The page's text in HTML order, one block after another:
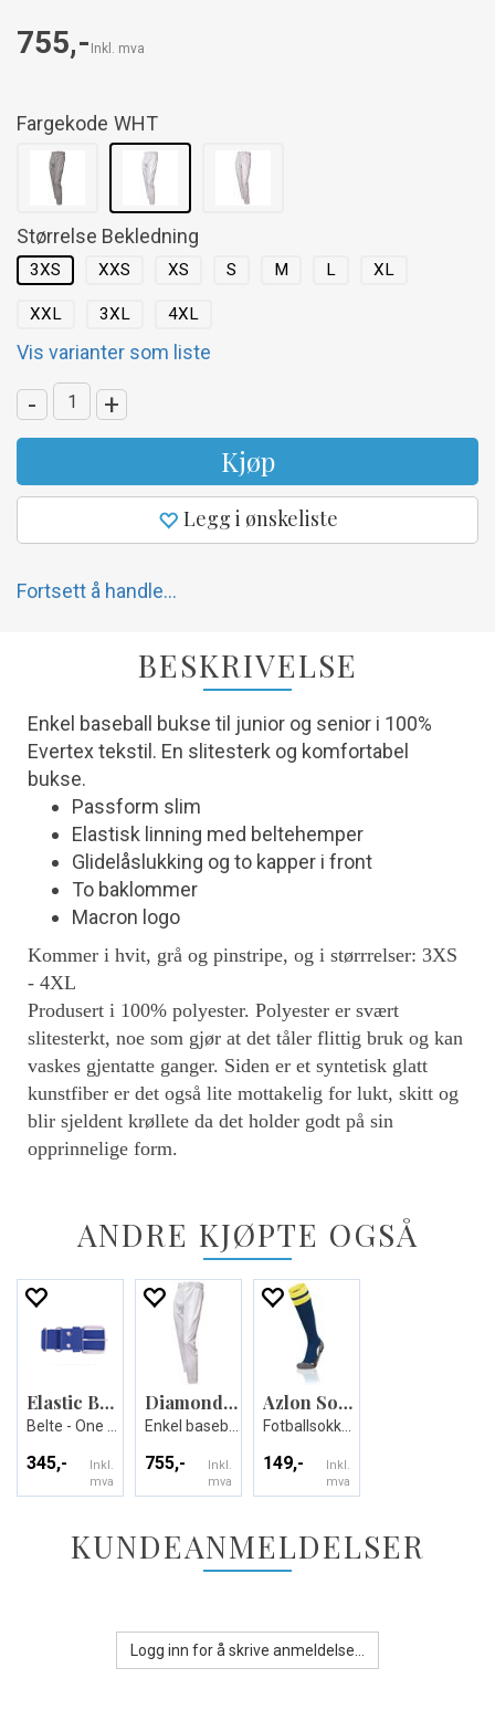
755,- Inkl. mva
Fargekode WHT
Størrelse Bekledning
3XS XXS XS S M L XL
XXL 3XL 4XL
Vis varianter som liste
- +
Kjøp
Legg i ønskeliste
Fortsett å handle...
BESKRIVELSE
Enkel baseball bukse til junior og senior i 100%
Evertex tekstil. En slitesterk og komfortabel
bukse.
Passform slim
Elastisk linning med beltehemper
Glidelåslukking og to kapper i front
To baklommer
Macron logo
Kommer i hvit, grå og pinstripe, og i størrrelser: 3XS
- 4XL
Produsert i 100% polyester. Polyester er svært
slitesterkt, noe som gjør at det tåler flittig bruk og kan
vaskes gjentatte ganger. Siden er et syntetisk glatt
kunstfiber er det også lite mottakelig for lukt, skitt og
blir sjeldent krøllete da det holder godt på sin
opprinnelige form.
ANDRE KJØPTE OGSÅ
Elastic Belt Evo
345,-
Inkl.
mva
Diamond Evo Baseball Pant
755,-
Inkl.
mva
Azlon Socks
Fotballsokker - Unisex
149,-
Inkl.
mva
KUNDEANMELDELSER
Logg inn for å skrive anmeldelse...